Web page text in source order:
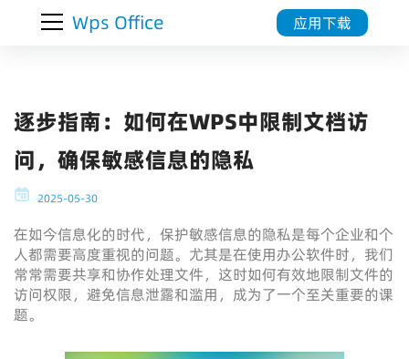
Wps Office 应用下载
逐步指南：如何在WPS中限制文档访
问，确保敏感信息的隐私
2025-05-30
在如今信息化的时代，保护敏感信息的隐私是每个企业和个
人都需要高度重视的问题。尤其是在使用办公软件时，我们
常常需要共享和协作处理文件，这时如何有效地限制文件的
访问权限，避免信息泄露和滥用，成为了一个至关重要的课
题。